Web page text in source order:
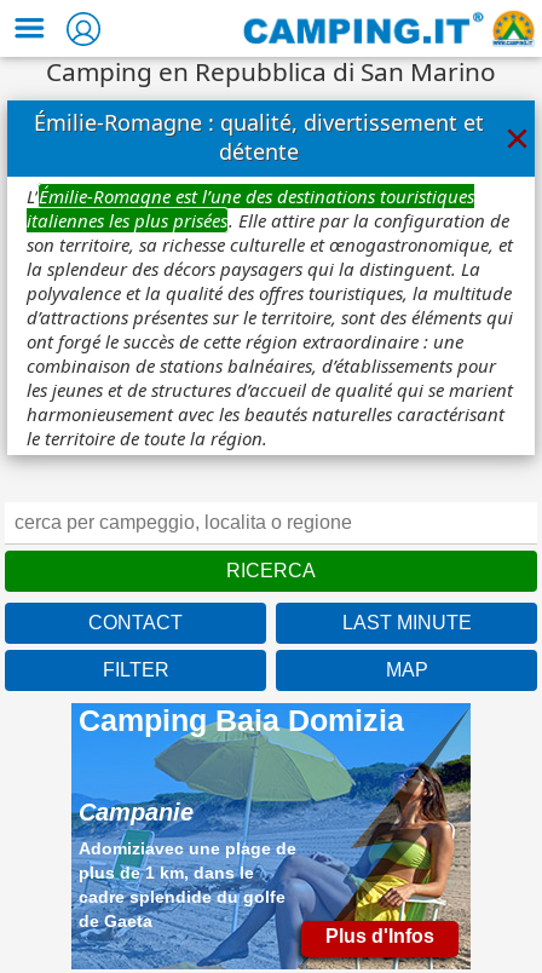
Camping en Repubblica di San Marino
Émilie-Romagne : qualité, divertissement et
détente
×
L’Émilie-Romagne est l’une des destinations touristiques
italiennes les plus prisées. Elle attire par la configuration de
son territoire, sa richesse culturelle et œnogastronomique, et
la splendeur des décors paysagers qui la distinguent. La
polyvalence et la qualité des offres touristiques, la multitude
d’attractions présentes sur le territoire, sont des éléments qui
ont forgé le succès de cette région extraordinaire : une
combinaison de stations balnéaires, d’établissements pour
les jeunes et de structures d’accueil de qualité qui se marient
harmonieusement avec les beautés naturelles caractérisant
le territoire de toute la région.
CONTACT LAST MINUTE
FILTER MAP
Camping Baia Domizia
Campanie
Adomiziavec une plage de
plus de 1 km, dans le
cadre splendide du golfe
de Gaeta
Plus d'Infos